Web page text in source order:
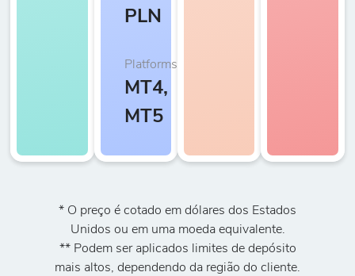
PLN
Platforms
MT4,
MT5
* O preço é cotado em dólares dos Estados
Unidos ou em uma moeda equivalente.
** Podem ser aplicados limites de depósito
mais altos, dependendo da região do cliente.